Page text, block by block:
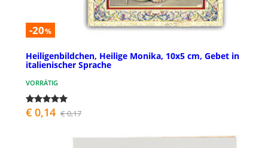
-20%
Heiligenbildchen, Heilige Monika, 10x5 cm, Gebet in
italienischer Sprache
VORRÄTIG
€ 0,14 € 0,17